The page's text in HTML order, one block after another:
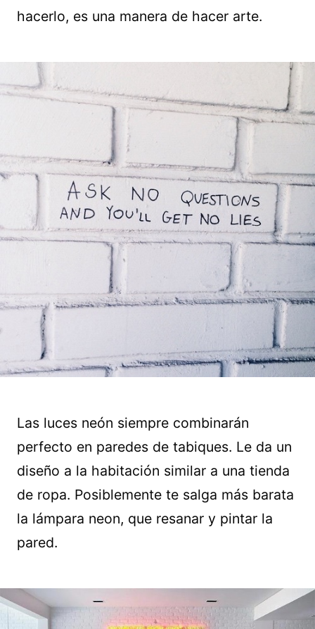
hacerlo, es una manera de hacer arte.
Las luces neón siempre combinarán
perfecto en paredes de tabiques. Le da un
diseño a la habitación similar a una tienda
de ropa. Posiblemente te salga más barata
la lámpara neon, que resanar y pintar la
pared.